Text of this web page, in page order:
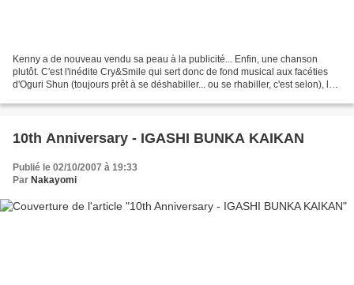
Kenny a de nouveau vendu sa peau à la publicité... Enfin, une chanson
plutôt. C'est l'inédite Cry&Smile qui sert donc de fond musical aux facéties
d'Oguri Shun (toujours prêt à se déshabiller... ou se rhabiller, c'est selon), le
10th Anniversary - IGASHI BUNKA KAIKAN
Publié le 02/10/2007 à 19:33
Par Nakayomi